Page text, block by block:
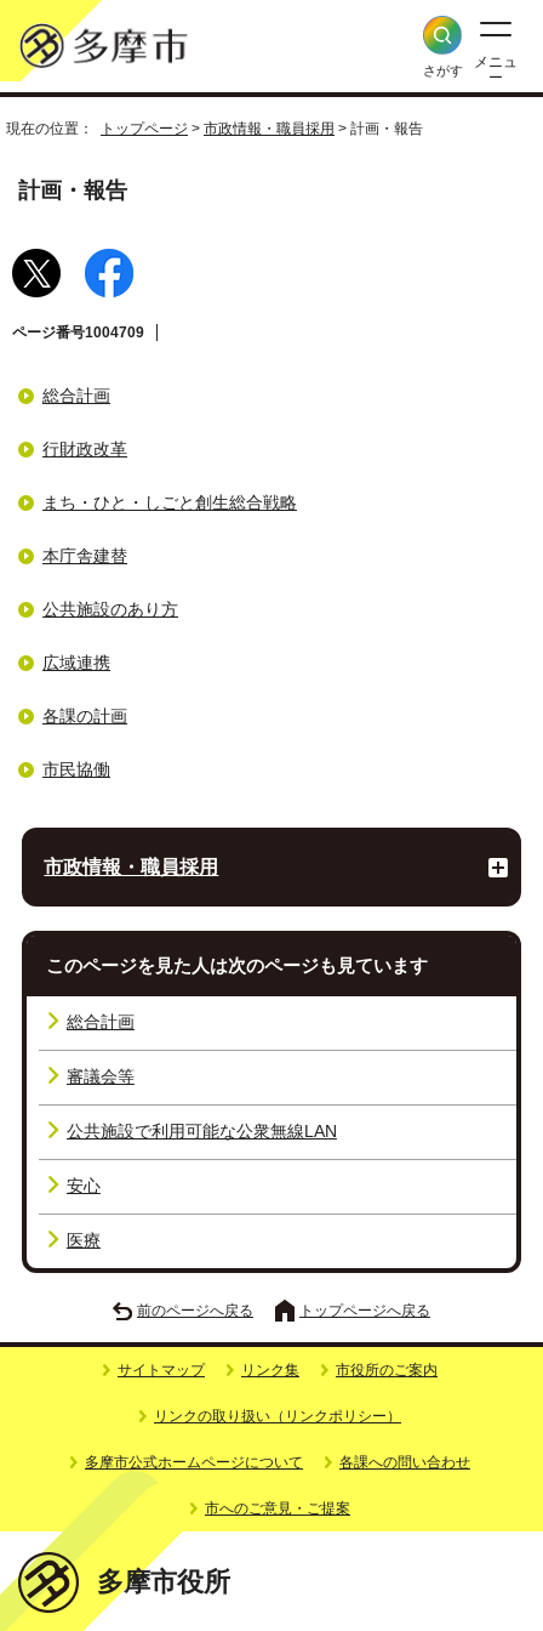
さがす
メニュ
ー
現在の位置： トップページ > 市政情報・職員採用 > 計画・報告
計画・報告
ページ番号1004709
総合計画
行財政改革
まち・ひと・しごと創生総合戦略
本庁舎建替
公共施設のあり方
広域連携
各課の計画
市民協働
市政情報・職員採用
このページを見た人は次のページも見ています
総合計画
審議会等
公共施設で利用可能な公衆無線LAN
安心
医療
前のページへ戻る トップページへ戻る
サイトマップ リンク集 市役所のご案内
リンクの取り扱い（リンクポリシー）
多摩市公式ホームページについて 各課への問い合わせ
市へのご意見・ご提案
多摩市役所